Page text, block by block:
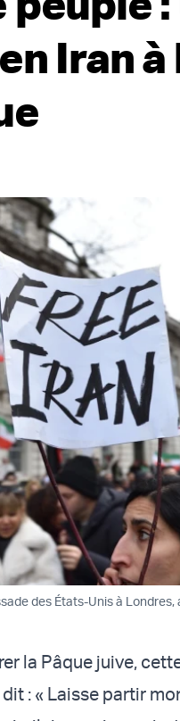
Iran
des États-Unis à
la Pâque juive,
: « Laisse partir